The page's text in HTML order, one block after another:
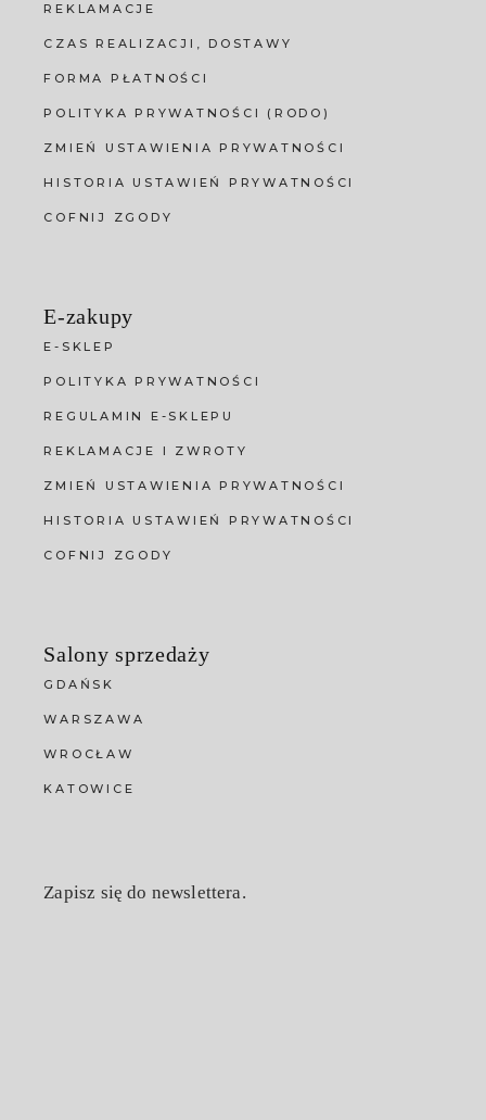
REKLAMACJE
CZAS REALIZACJI, DOSTAWY
FORMA PŁATNOŚCI
POLITYKA PRYWATNOŚCI (RODO)
ZMIEŃ USTAWIENIA PRYWATNOŚCI
HISTORIA USTAWIEŃ PRYWATNOŚCI
COFNIJ ZGODY
E-zakupy
E-SKLEP
POLITYKA PRYWATNOŚCI
REGULAMIN E-SKLEPU
REKLAMACJE I ZWROTY
ZMIEŃ USTAWIENIA PRYWATNOŚCI
HISTORIA USTAWIEŃ PRYWATNOŚCI
COFNIJ ZGODY
Salony sprzedaży
GDAŃSK
WARSZAWA
WROCŁAW
KATOWICE
Zapisz się do newslettera.